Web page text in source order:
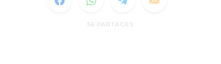
56 PARTAGES